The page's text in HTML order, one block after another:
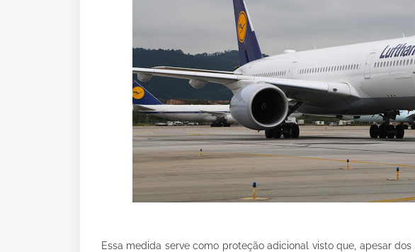
Essa medida serve como proteção adicional visto que, apesar